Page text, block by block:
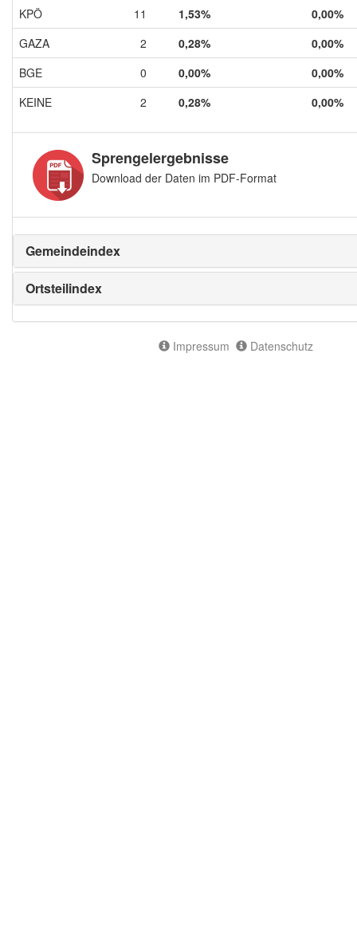
KPÖ
11 1,53%
0,00%
GAZA
2 0,28%
0,00%
BGE
0 0,00%
0,00%
KEINE
2 0,28% 0,00%
Sprengelergebnisse
Download der Daten im PDF-Format
Gemeindeindex
Ortsteilindex
Impressum Datenschutz